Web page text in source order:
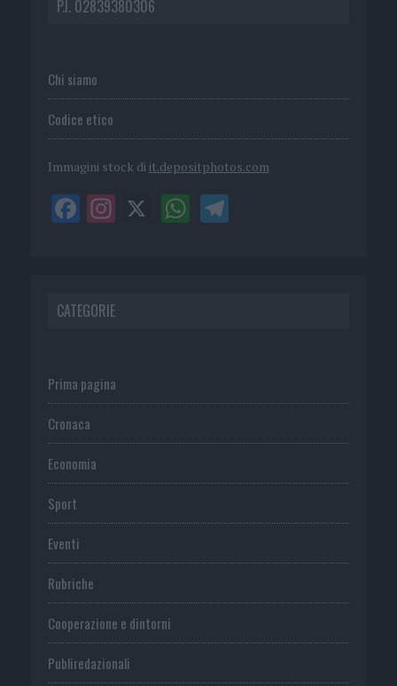
P.I. 02839380306
Chi siamo
Codice etico
Immagini stock di it.depositphotos.com
CATEGORIE
Prima pagina
Cronaca
Economia
Sport
Eventi
Rubriche
Cooperazione e dintorni
Publiredazionali